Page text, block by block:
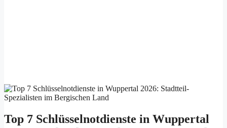
Top 7 Schlüsselnotdienste in Wuppertal